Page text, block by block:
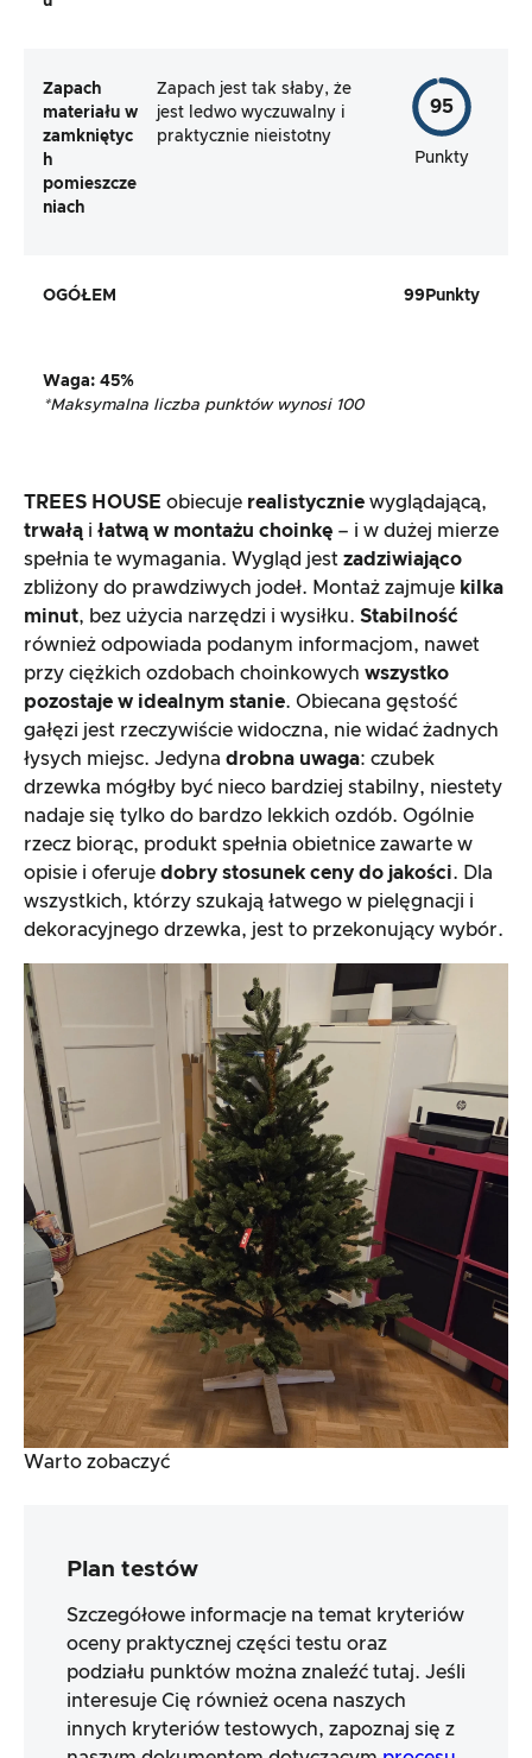
Zapach
materiału w
zamkniętyc
h
pomieszcze
niach
Zapach jest tak słaby, że
jest ledwo wyczuwalny i
praktycznie nieistotny
95
Punkty
OGÓŁEM 99 Punkty
Waga: 45%
*Maksymalna liczba punktów wynosi 100
TREES HOUSE obiecuje realistycznie wyglądającą,
trwałą i łatwą w montażu choinkę – i w dużej mierze
spełnia te wymagania. Wygląd jest zadziwiająco
zbliżony do prawdziwych jodeł. Montaż zajmuje kilka
minut, bez użycia narzędzi i wysiłku. Stabilność
również odpowiada podanym informacjom, nawet
przy ciężkich ozdobach choinkowych wszystko
pozostaje w idealnym stanie. Obiecana gęstość
gałęzi jest rzeczywiście widoczna, nie widać żadnych
łysych miejsc. Jedyna drobna uwaga: czubek
drzewka mógłby być nieco bardziej stabilny, niestety
nadaje się tylko do bardzo lekkich ozdób. Ogólnie
rzecz biorąc, produkt spełnia obietnice zawarte w
opisie i oferuje dobry stosunek ceny do jakości. Dla
wszystkich, którzy szukają łatwego w pielęgnacji i
dekoracyjnego drzewka, jest to przekonujący wybór.
Warto zobaczyć
Plan testów
Szczegółowe informacje na temat kryteriów
oceny praktycznej części testu oraz
podziału punktów można znaleźć tutaj. Jeśli
interesuje Cię również ocena naszych
innych kryteriów testowych, zapoznaj się z